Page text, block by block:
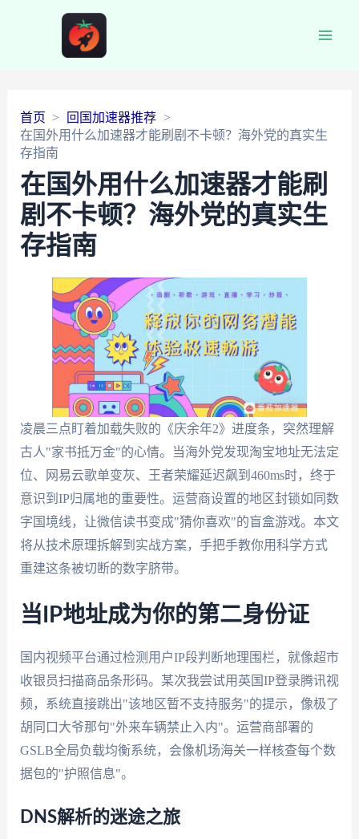
首页
回国加速器推荐
在国外用什么加速器才能刷剧不卡顿？海外党的真实生
存指南
在国外用什么加速器才能刷
剧不卡顿？海外党的真实生
存指南
凌晨三点盯着加载失败的《庆余年2》进度条，突然理解
古人"家书抵万金"的心情。当海外党发现淘宝地址无法定
位、网易云歌单变灰、王者荣耀延迟飙到460ms时，终于
意识到IP归属地的重要性。运营商设置的地区封锁如同数
字国境线，让微信读书变成"猜你喜欢"的盲盒游戏。本文
将从技术原理拆解到实战方案，手把手教你用科学方式
重建这条被切断的数字脐带。
当IP地址成为你的第二身份证
国内视频平台通过检测用户IP段判断地理围栏，就像超市
收银员扫描商品条形码。某次我尝试用英国IP登录腾讯视
频，系统直接跳出"该地区暂不支持服务"的提示，像极了
胡同口大爷那句"外来车辆禁止入内"。运营商部署的
GSLB全局负载均衡系统，会像机场海关一样核查每个数
据包的"护照信息"。
DNS解析的迷途之旅